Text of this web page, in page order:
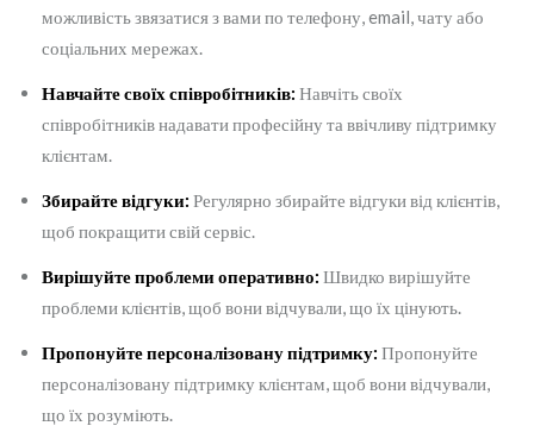
можливість звязатися з вами по телефону, email, чату або
соціальних мережах.
Навчайте своїх співробітників: Навчіть своїх
співробітників надавати професійну та ввічливу підтримку
клієнтам.
Збирайте відгуки: Регулярно збирайте відгуки від клієнтів,
щоб покращити свій сервіс.
Вирішуйте проблеми оперативно: Швидко вирішуйте
проблеми клієнтів, щоб вони відчували, що їх цінують.
Пропонуйте персоналізовану підтримку: Пропонуйте
персоналізовану підтримку клієнтам, щоб вони відчували,
що їх розуміють.